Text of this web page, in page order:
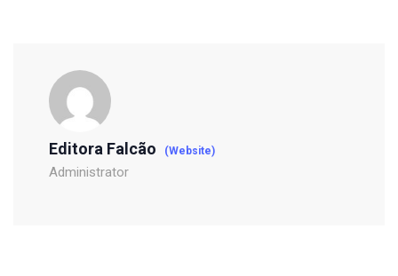
Editora Falcão (Website)
Administrator